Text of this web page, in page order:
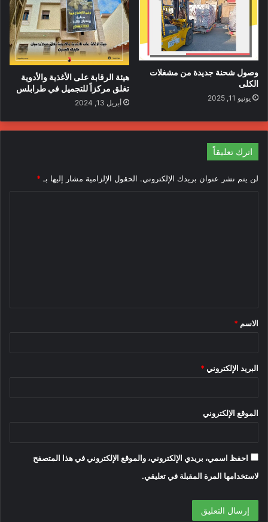
وصول شحنة جديدة من مشغلات
الكلى
يونيو 11, 2025
هيئة الرقابة على الأغذية والأدوية
تغلق مركزاً للتجميل في طرابلس
أبريل 13, 2024
اترك تعليقاً
لن يتم نشر عنوان بريدك الإلكتروني. الحقول الإلزامية مشار إليها بـ *
*
الاسم *
البريد الإلكتروني *
الموقع الإلكتروني
احفظ اسمي، بريدي الإلكتروني، والموقع الإلكتروني في هذا المتصفح
لاستخدامها المرة المقبلة في تعليقي.